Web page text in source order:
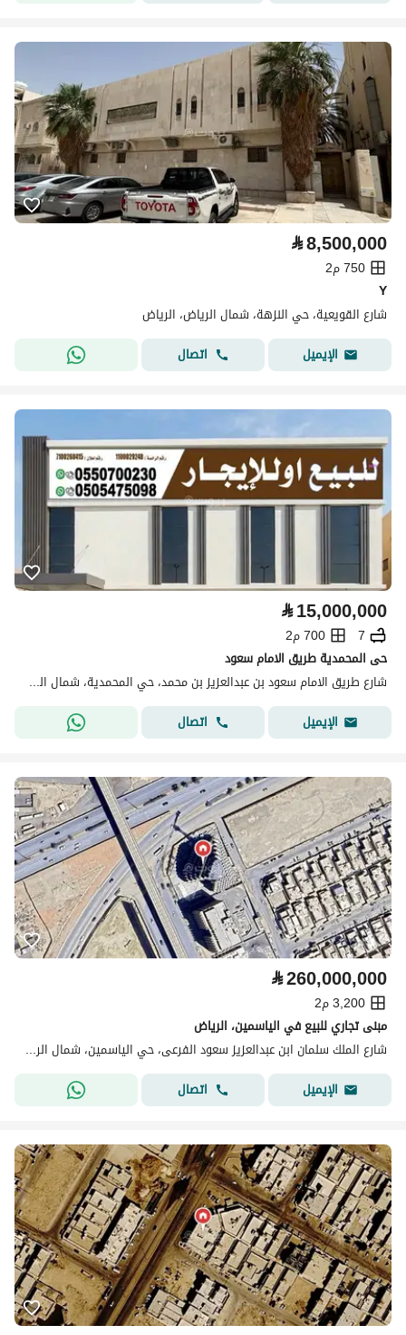
⃁8,500,000
750 م2
Y
شارع القويعية، حي النزهة، شمال الرياض، الرياض
الإيميل
اتصال
⃁15,000,000
7
700 م2
حى المحمدية طريق الامام سعود
شارع طريق الامام سعود بن عبدالعزيز بن محمد، حي المحمدية، شمال الرياض، الرياض
الإيميل
اتصال
⃁260,000,000
3,200 م2
مبنى تجاري للبيع في الياسمين، الرياض
شارع الملك سلمان ابن عبدالعزيز سعود الفرعى، حي الياسمين، شمال الرياض، الرياض
الإيميل
اتصال